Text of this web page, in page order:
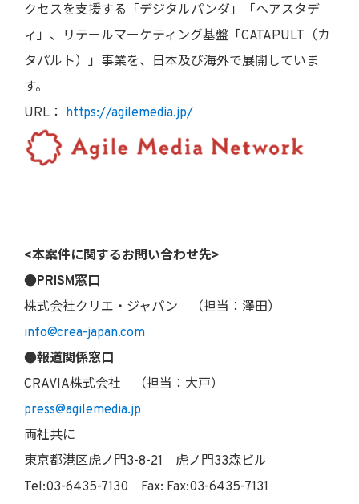
クセスを支援する「デジタルパンダ」「ヘアスタデ
ィ」、リテールマーケティング基盤「CATAPULT（カ
タパルト）」事業を、日本及び海外で展開していま
す。
URL： https://agilemedia.jp/
<本案件に関するお問い合わせ先>
●PRISM窓口
株式会社クリエ・ジャパン （担当：澤田）
info@crea-japan.com
●報道関係窓口
CRAVIA株式会社 （担当：大戸）
press@agilemedia.jp
両社共に
東京都港区虎ノ門3-8-21 虎ノ門33森ビル
Tel:03-6435-7130 Fax: Fax:03-6435-7131